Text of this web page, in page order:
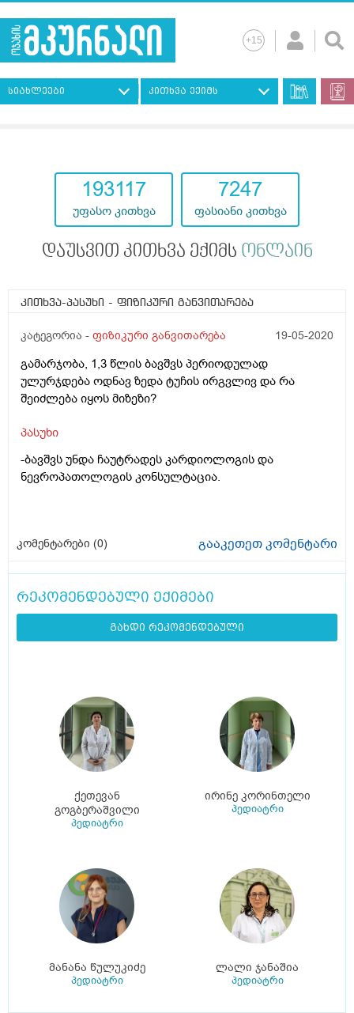
სიახლეები კითხვა ექიმს
193117
უფასო კითხვა
7247
ფასიანი კითხვა
დაუსვით კითხვა ექიმს ონლაინ
კითხვა-პასუხი - ფიზიკური განვითარება
კატეგორია - ფიზიკური განვითარება 19-05-2020
გამარჯობა, 1,3 წლის ბავშვს პერიოდულად
ულურჯდება ოდნავ ზედა ტუჩის ირგვლივ და რა
შეიძლება იყოს მიზეზი?
პასუხი
-ბავშვს უნდა ჩაუტრადეს კარდიოლოგის და
ნევროპათოლოგის კონსულტაცია.
კომენტარები (0) გააკეთეთ კომენტარი
რეკომენდებული ექიმები
გახდი რეკომენდებული
ქეთევან
გოგბერაშვილი
პედიატრი
ირინე კორინთელი
პედიატრი
მანანა წულუკიძე
პედიატრი
ლალი ჯანაშია
პედიატრი